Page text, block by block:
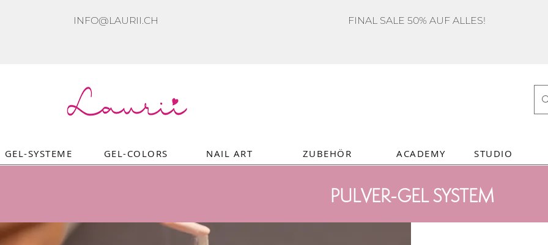
INFO@LAURII.CH FINAL SALE 50% AUF ALLES!
GEL-COLORS
PULVER-GEL SYSTEM
GEL-SYSTEME NAIL ART ZUBEHÖR ACADEMY STUDIO